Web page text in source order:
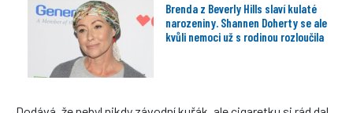
Brenda z Beverly Hills slaví kulaté
narozeniny. Shannen Doherty se ale
kvůli nemoci už s rodinou rozloučila